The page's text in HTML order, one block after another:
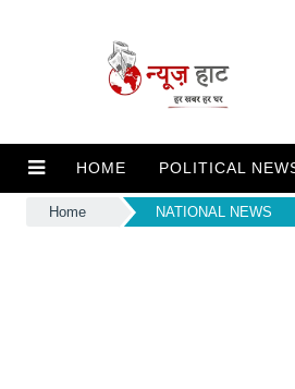
HOME POLITICAL
Home NATIONAL NEWS